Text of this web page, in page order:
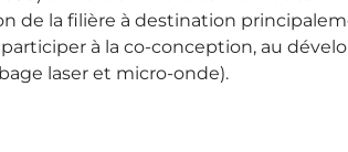
de la filière à destination
à la co-conception, au
laser et micro-onde).